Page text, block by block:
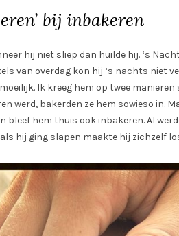
bij inbakeren
hij niet sliep dan huilde hij. ‘s
van overdag kon hij ‘s nachts niet
Ik kreeg hem op twee
werd, bakerden ze hem sowieso in.
bleef hem thuis ook inbakeren. Al
hij ging slapen maakte hij zichzelf